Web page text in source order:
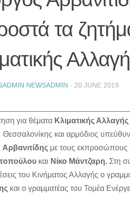
τα
NEWSADMIN · 20 JUNE 2019
για θέματα Κλιματικής Αλλαγής
Θεσσαλονίκης και αρμόδιος
Αρβανιτίδης με τους εκπροσώπους
και Νίκο Μάντζαρη.Στη
του Κινήματος Αλλαγής ο
και ο γραμματέας του Τομέα